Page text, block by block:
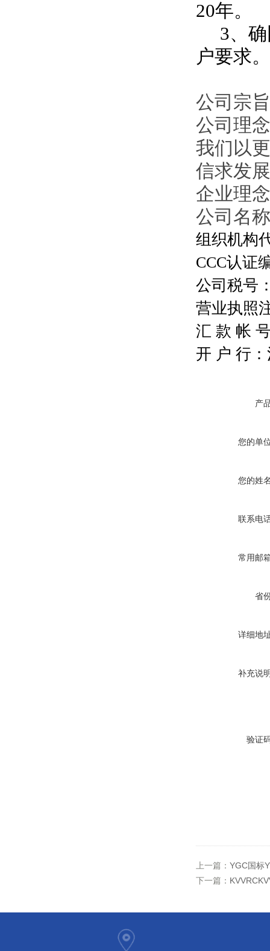
20年。
3、确
户要求。
公司宗
公司理
我们以
信求发
企业理
公司名
组织机构
CCC认证
公司税号
营业执照
汇 款 帐
开 户 行
产
您的单
您的姓
联系电
常用邮
省
详细地
补充说
验证
上一篇： YGC国标
下一篇：